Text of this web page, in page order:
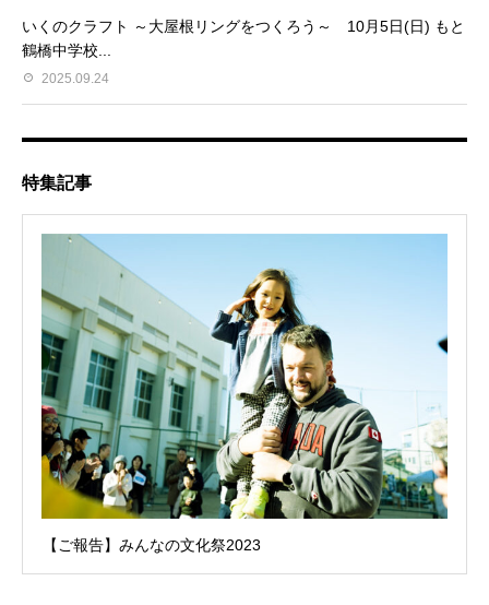
いくのクラフト ～大屋根リングをつくろう～ 10月5日(日) もと
鶴橋中学校...
2025.09.24
特集記事
【ご報告】みんなの文化祭2023